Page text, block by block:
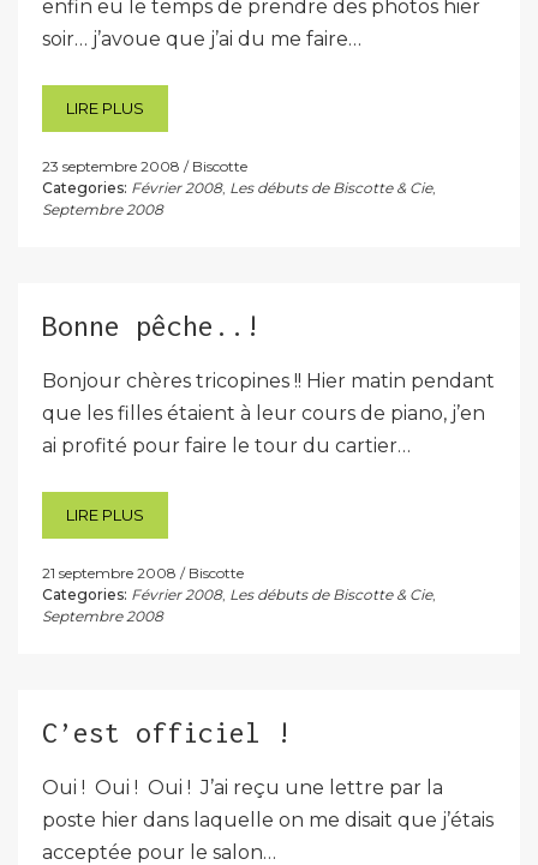
enfin eu le temps de prendre des photos hier
soir… j’avoue que j’ai du me faire…
LIRE PLUS
23 septembre 2008
Biscotte
Categories: Février 2008, Les débuts de Biscotte & Cie,
Septembre 2008
Bonne pêche..!
Bonjour chères tricopines !! Hier matin pendant
que les filles étaient à leur cours de piano, j’en
ai profité pour faire le tour du cartier…
LIRE PLUS
21 septembre 2008
Biscotte
Categories: Février 2008, Les débuts de Biscotte & Cie,
Septembre 2008
C’est officiel !
Oui ! Oui ! Oui ! J’ai reçu une lettre par la
poste hier dans laquelle on me disait que j’étais
acceptée pour le salon…